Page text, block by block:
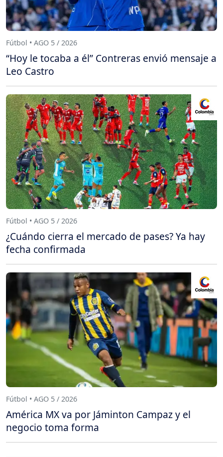
Fútbol • AGO 5 / 2026
“Hoy le tocaba a él” Contreras envió mensaje a
Leo Castro
Fútbol • AGO 5 / 2026
¿Cuándo cierra el mercado de pases? Ya hay
fecha confirmada
Fútbol • AGO 5 / 2026
América MX va por Jáminton Campaz y el
negocio toma forma